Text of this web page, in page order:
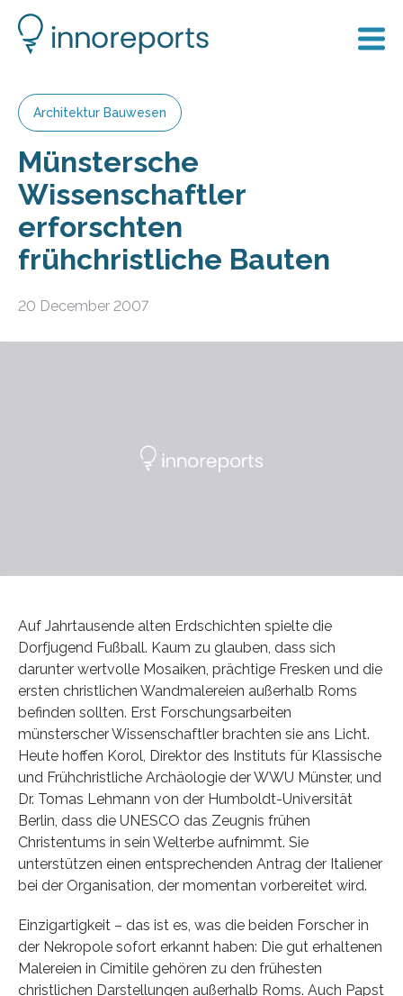
Architektur Bauwesen
Münstersche
Wissenschaftler
erforschten
frühchristliche Bauten
20 December 2007
Auf Jahrtausende alten Erdschichten spielte die
Dorfjugend Fußball. Kaum zu glauben, dass sich
darunter wertvolle Mosaiken, prächtige Fresken und die
ersten christlichen Wandmalereien außerhalb Roms
befinden sollten. Erst Forschungsarbeiten
münsterscher Wissenschaftler brachten sie ans Licht.
Heute hoffen Korol, Direktor des Instituts für Klassische
und Frühchristliche Archäologie der WWU Münster, und
Dr. Tomas Lehmann von der Humboldt-Universität
Berlin, dass die UNESCO das Zeugnis frühen
Christentums in sein Welterbe aufnimmt. Sie
unterstützen einen entsprechenden Antrag der Italiener
bei der Organisation, der momentan vorbereitet wird.
Einzigartigkeit – das ist es, was die beiden Forscher in
der Nekropole sofort erkannt haben: Die gut erhaltenen
Malereien in Cimitile gehören zu den frühesten
christlichen Darstellungen außerhalb Roms. Auch Papst